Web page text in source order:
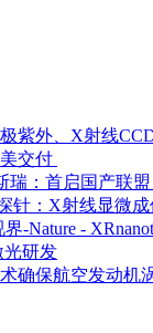
紫外、X射线
交付
瑞：首启国产联
针：X射线显微
-Nature -
光研发
确保航空发动机